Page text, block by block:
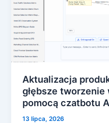
Aktualizacja
głębsze tworzenie
pomocą czatbotu
13 lipca, 2026